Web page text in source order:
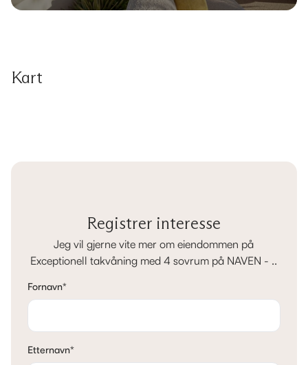
Kart
Registrer interesse
Jeg vil gjerne vite mer om eiendommen på
Exceptionell takvåning med 4 sovrum på NAVEN - ..
Fornavn*
Etternavn*